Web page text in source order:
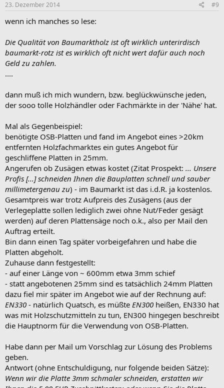
23. Dezember 2014 #9
wenn ich manches so lese:
Die Qualität von Baumarktholz ist oft wirklich unterirdisch
baumarkt-rotz ist es wirklich oft nicht wert dafür auch noch
Geld zu zahlen.
....
dann muß ich mich wundern, bzw. beglückwünsche jeden,
der sooo tolle Holzhändler oder Fachmärkte in der 'Nähe' hat.
Mal als Gegenbeispiel:
benötigte OSB-Platten und fand im Angebot eines >20km
entfernten Holzfachmarktes ein gutes Angebot für
geschliffene Platten in 25mm.
Angerufen ob Zusägen etwas kostet (Zitat Prospekt: ... Unsere
Profis [...] schneiden Ihnen die Bauplatten schnell und sauber
millimetergenau zu) - im Baumarkt ist das i.d.R. ja kostenlos.
Gesamtpreis war trotz Aufpreis des Zusägens (aus der
Verlegeplatte sollen lediglich zwei ohne Nut/Feder gesägt
werden) auf deren Plattensäge noch o.k., also per Mail den
Auftrag erteilt.
Bin dann einen Tag später vorbeigefahren und habe die
Platten abgeholt.
Zuhause dann festgestellt:
- auf einer Länge von ~ 600mm etwa 3mm schief
- statt angebotenen 25mm sind es tatsächlich 24mm Platten
dazu fiel mir später im Angebot wie auf der Rechnung auf:
EN330 - natürlich Quatsch, es müßte EN300 heißen, EN330 hat
was mit Holzschutzmitteln zu tun, EN300 hingegen beschreibt
die Hauptnorm für die Verwendung von OSB-Platten.
Habe dann per Mail um Vorschlag zur Lösung des Problems
geben.
Antwort (ohne Entschuldigung, nur folgende beiden Sätze):
Wenn wir die Platte 3mm schmaler schneiden, erstatten wir